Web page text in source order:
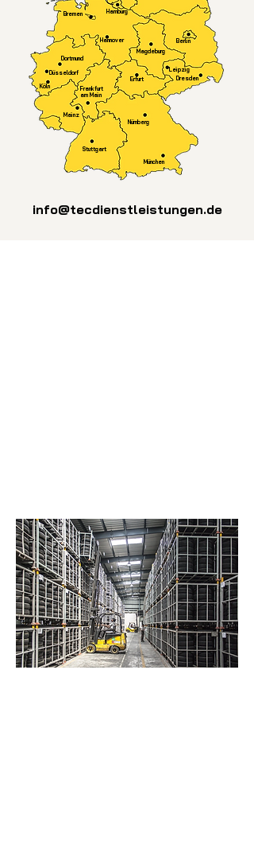
Magdeburg
Köln
Erfurt
Frankfurt
am Main
München
Nürnberg
Stuttgart
Leipzig
Mainz
Bremen Hamburg
Dresden
Dortmund
Düsseldorf
Hannover Berlin
info@tecdienstleistungen.de